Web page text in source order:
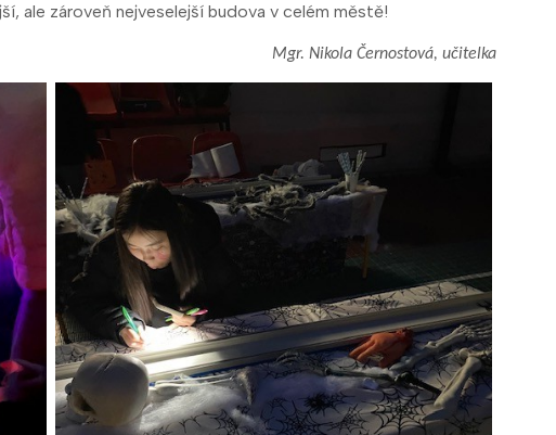
ale zároveň nejveselejší budova v celém městě!
Mgr. Nikola Černostová, učitelka